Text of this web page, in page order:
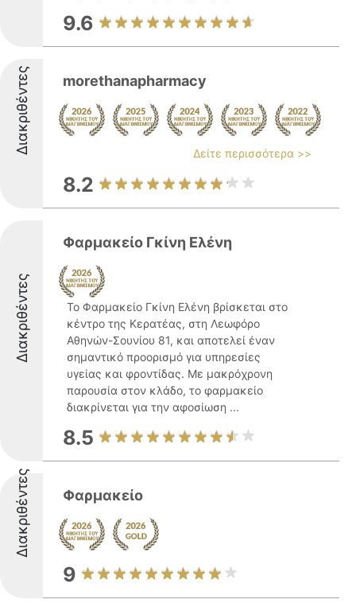
9.6
Διακριθέντες morethanapharmacy
Δείτε περισσότερα >>
8.2
Διακριθέντες
Φαρμακείο Γκίνη Ελένη
Το Φαρμακείο Γκίνη Ελένη βρίσκεται στο
κέντρο της Κερατέας, στη Λεωφόρο
Αθηνών-Σουνίου 81, και αποτελεί έναν
σημαντικό προορισμό για υπηρεσίες
υγείας και φροντίδας. Με μακρόχρονη
παρουσία στον κλάδο, το φαρμακείο
διακρίνεται για την αφοσίωση ...
8.5
Διακριθέντες Φαρμακείο
9